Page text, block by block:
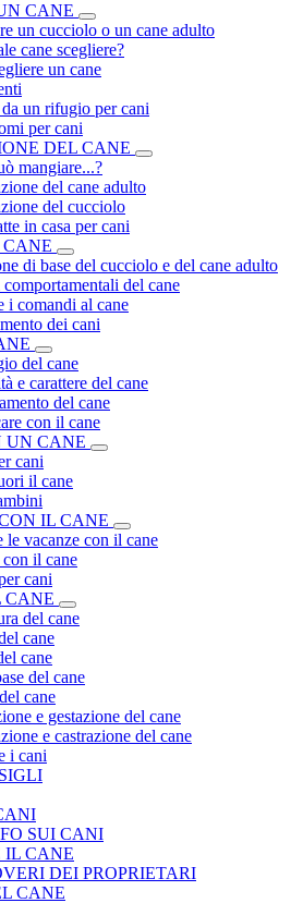
CANE
un cucciolo o un cane adulto
cane scegliere?
un cane
un rifugio per cani
per cani
DEL CANE
mangiare...?
del cane adulto
del cucciolo
in casa per cani
di base del cucciolo e del cane adulto
del cane
i comandi al cane
dei cani
del cane
e carattere del cane
del cane
con il cane
UN CANE
cani
il cane
IL CANE
le vacanze con il cane
il cane
cani
CANE
del cane
cane
cane
del cane
cane
e gestazione del cane
e castrazione del cane
i cani
SUI CANI
IL CANE
DEI PROPRIETARI
CANE